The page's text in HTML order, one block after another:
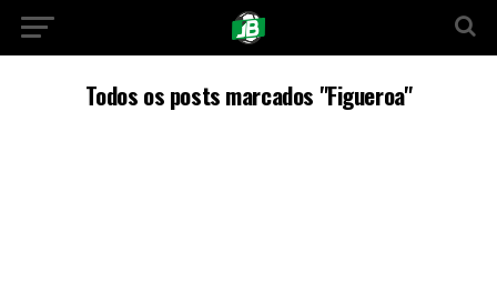
Todos os posts marcados "Figueroa"